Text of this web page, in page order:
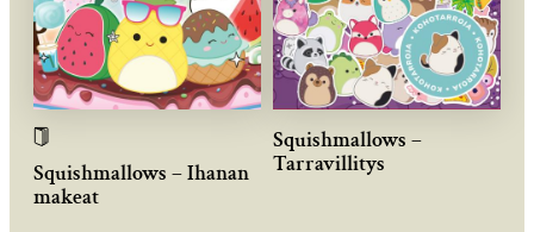
Squishmallows – Ihanan
makeat
Squishmallows –
Tarravillitys